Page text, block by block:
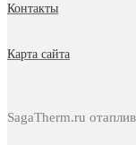
Контакты
Карта сайта
SagaTherm.ru